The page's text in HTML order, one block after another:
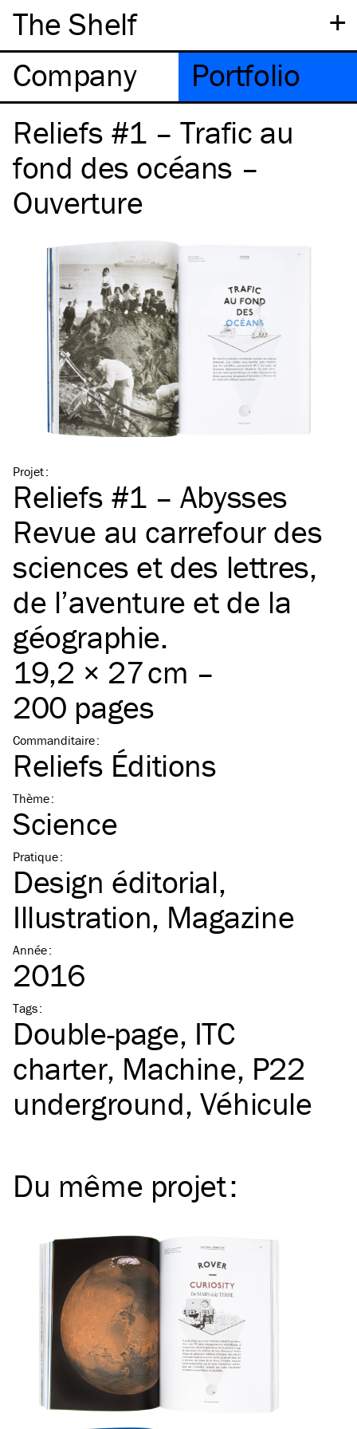
+
The Shelf
Company
Portfolio
Reliefs #1 – Trafic au
fond des océans –
Ouverture
Projet:
Reliefs #1 – Abysses
Revue au carrefour des
sciences et des lettres,
de l’aventure et de la
géographie.
19,2 × 27 cm –
200 pages
Commanditaire:
Reliefs Éditions
Thème:
Science
Pratique:
Design éditorial
Illustration Magazine
Année:
2016
Tags:
Double-page ITC
charter Machine P22
underground Véhicule
Du même projet: